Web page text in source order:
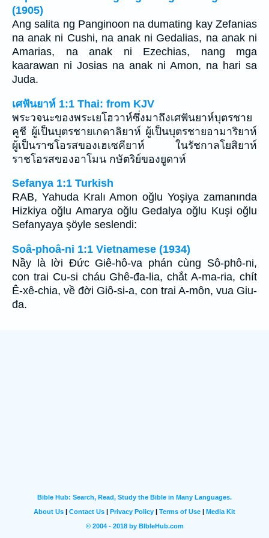
(1905)
Ang salita ng Panginoon na dumating kay Zefanias
na anak ni Cushi, na anak ni Gedalias, na anak ni
Amarias, na anak ni Ezechias, nang mga
kaarawan ni Josias na anak ni Amon, na hari sa
Juda.
เศฟันยาห์ 1:1 Thai: from KJV
พระวจนะของพระเยโฮวาห์ซึ่งมาถึงเศฟันยาห์บุตรชาย
คูชี ผู้เป็นบุตรชายเกดาลิยาห์ ผู้เป็นบุตรชายอามาริยาห์
ผู้เป็นราชโอรสของเฮเซคียาห์ ในรัชกาลโยสิยาห์
ราชโอรสของอาโมน กษัตริย์ของยูดาห์
Sefanya 1:1 Turkish
RAB, Yahuda Kralı Amon oğlu Yoşiya zamanında
Hizkiya oğlu Amarya oğlu Gedalya oğlu Kuşi oğlu
Sefanyaya şöyle seslendi:
Soâ-phoâ-ni 1:1 Vietnamese (1934)
Nầy là lời Ðức Giê-hô-va phán cùng Sô-phô-ni,
con trai Cu-si cháu Ghê-đa-lia, chắt A-ma-ria, chít
Ê-xê-chia, về đời Giô-si-a, con trai A-môn, vua Giu-
đa.